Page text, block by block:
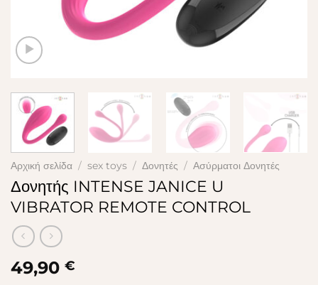
Αρχική σελίδα / sex toys / Δονητές / Ασύρματοι Δονητές
Δονητής INTENSE JANICE U
VIBRATOR REMOTE CONTROL
49,90 €